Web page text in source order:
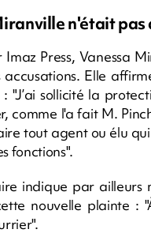
n'était pas
Press, Vanessa
accusations. Elle
"J’ai sollicité la
comme l'a fait M.
tout agent ou élu
fonctions".
indique par
nouvelle plainte :